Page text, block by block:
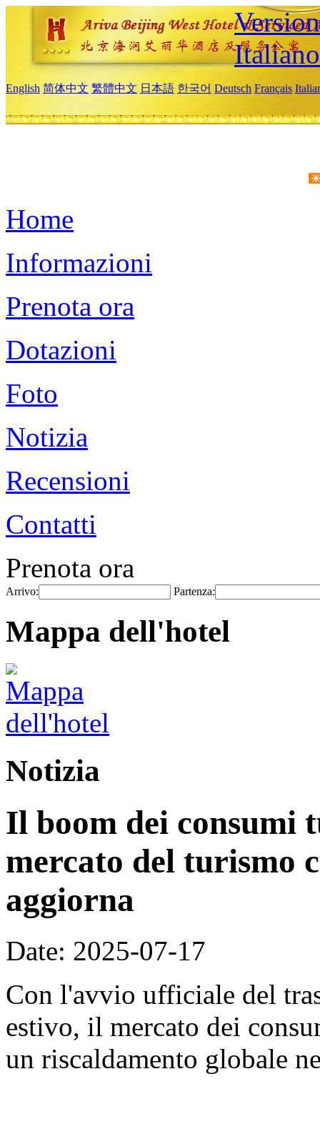
Italiano
English 简体中文 繁體中文 日本語 한국어 Deutsch Français
Home
Informazioni
Prenota ora
Dotazioni
Foto
Notizia
Recensioni
Contatti
Prenota ora
Arrivo: Partenza:
Mappa dell'hotel
Notizia
Il boom dei consumi
mercato del turismo
aggiorna
Date: 2025-07-17
Con l'avvio ufficiale del
estivo, il mercato dei
un riscaldamento globale